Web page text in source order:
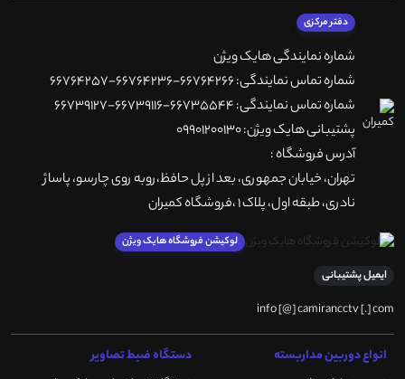
دفتر مرکزی
شماره نمایندگی هایک ویژن
شماره تماس نمایندگی: 66764266-66764236-66764257
شماره تماس نمایندگی: 66735544-66739116-66739127
پشتیبانی هایک ویژن: 09901200130
آدرس فروشگاه :
تهران، خيابان جمهوری، بعد از پل حافظ،روبه روی چارسو، پاساژ
نادری، طبقه اول، پلاک 1 ،فروشگاه کمیران
لوکیشن فروشگاه هایک ویژن
ایمیل پشتیبانی
info [@] camirancctv [.] com
انواع دوربین مداربسته دستگاه ضبط تصاویر